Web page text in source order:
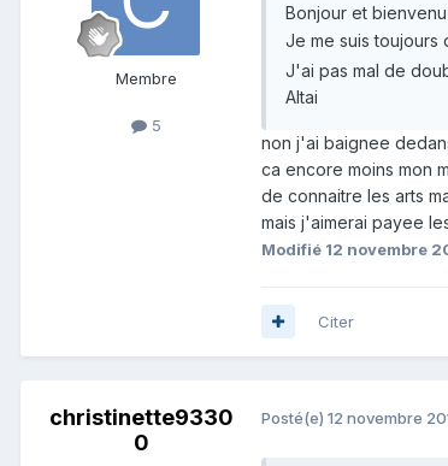
Membre
5
Bonjour et
Je me suis toujours
J'ai pas mal de
Altai
non j'ai baignee
ca encore moins mon
de connaitre les arts
mais j'aimerai payee
Modifié 12 novembre
Citer
christinette9330
0
Posté(e) 12 novembre